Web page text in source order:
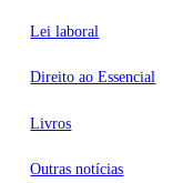
Lei laboral
Direito ao Essencial
Livros
Outras notícias